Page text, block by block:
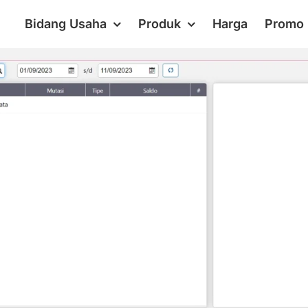
Bidang Usaha Produk Harga Promo